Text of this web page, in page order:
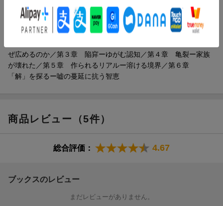
葉ではうまく言い表せない・・・・・・。そんな、つかみどころ
のない不気味さを覚えたのが出発点だった。
ルスのごとく増殖していた。得体の知れない異変は、身近なとこ
ろでも感じられた。仕事の関係者やプライベートの知人などから
「新聞は操られているから、本当のことを書けないんでしょ」
「フェイスブックとユーチューブさえ見ていたら、真実がわかり
同じ事柄について話しているのに、「何が事実なのか」という
どんどん曖昧になり、社会で共有されるべき大切な土台が少しず
にも感じていた。
目次（「BOOK」データベースより）
ぜ広めるのか／第３章 陥穽ーゆがむ認知／第４章 亀裂ー家族
が壊れた／第５章 作られるリアルー溶ける境界／第６章
「解」を探るー嘘の蔓延に抗う智恵
商品レビュー（5件）
総合評価： 4.67
ブックスのレビュー
まだレビューがありません。